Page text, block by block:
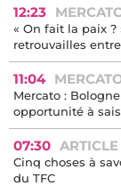
12:23
« On fait la paix
retrouvailles
11:04
Mercato :
opportunité à
07:30
Cinq choses à
du TFC